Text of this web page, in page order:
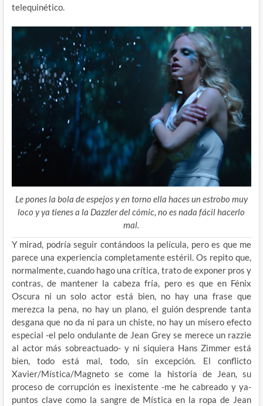
telequinético.
Le pones la bola de espejos y en torno ella haces un estrobo muy
loco y ya tienes a la Dazzler del cómic, no es nada fácil hacerlo
mal.
Y mirad, podría seguir contándoos la película, pero es que me
parece una experiencia completamente estéril. Os repito que,
normalmente, cuando hago una crítica, trato de exponer pros y
contras, de mantener la cabeza fría, pero es que en Fénix
Oscura ni un solo actor está bien, no hay una frase que
merezca la pena, no hay un plano, el guión desprende tanta
desgana que no da ni para un chiste, no hay un mísero efecto
especial -el pelo ondulante de Jean Grey se merece un razzie
al actor más sobreactuado- y ni siquiera Hans Zimmer está
bien, todo está mal, todo, sin excepción. El conflicto
Xavier/Mística/Magneto se come la historia de Jean, su
proceso de corrupción es inexistente -me he cabreado y ya-
puntos clave como la sangre de Mística en la ropa de Jean